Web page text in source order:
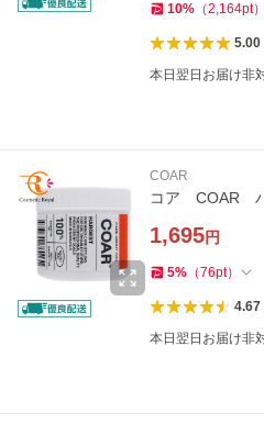
10% （2,164pt）
5.00
本日翌日お届け非
COAR
コア COAR
1,695円
5% （76pt）
4.67
本日翌日お届け非